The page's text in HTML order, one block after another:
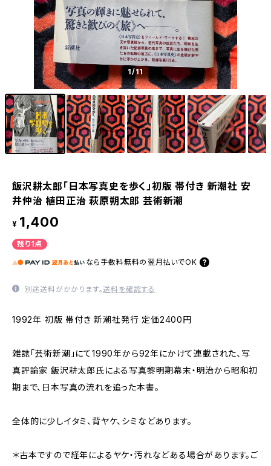
1/11
飯沢耕太郎「日本写真史を歩く」初版 帯付き 新潮社 安
井仲治 植田正治 萩原朔太郎 芸術新潮
¥ 1,400
残り1点
なら 手数料無料の 翌月払いでOK
別途送料がかかります。送料を確認する
1992年 初版 帯付き 新潮社発行 定価2400円
雑誌「芸術新潮」にて1990年から92年にかけて連載された、写
真評論家 飯沢耕太郎氏による写真黎明期幕末・明治から昭和初
期まで、日本写真の流れを追った本書。
全体的に少しイタミ、背ヤケ、シミなどあります。
＊古本ですので経年によるヤケ・汚れなどある場合があります。ご